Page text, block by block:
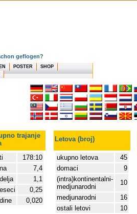
geflogen?
POSTER
SHOP
trajanje
Letova (broj)
178:10
7,4
1,1
0,25
0,020
ukupno letova
45
domaci
9
(intra)kontinentalni-
medjunarodni
10
medjunarodni
16
ostali letovi
10